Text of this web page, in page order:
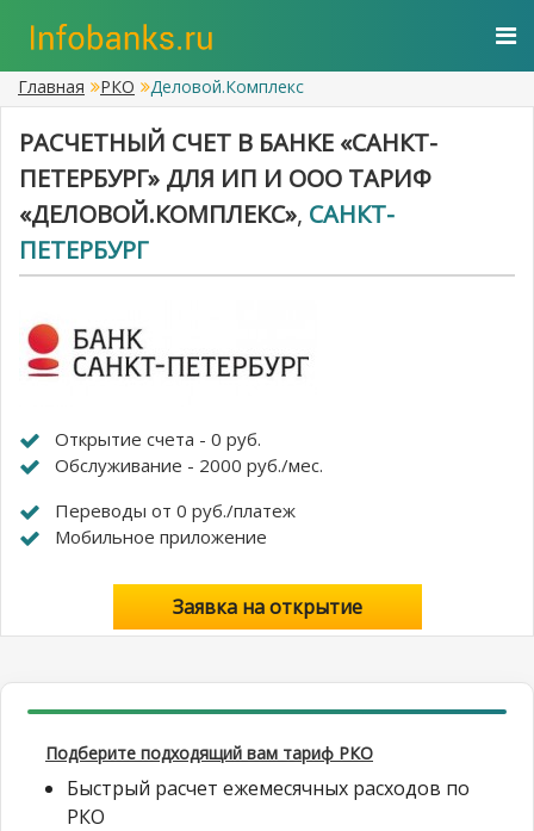
Главная РКО Деловой.Комплекс
РАСЧЕТНЫЙ СЧЕТ В БАНКЕ «САНКТ-
ПЕТЕРБУРГ» ДЛЯ ИП И ООО ТАРИФ
«ДЕЛОВОЙ.КОМПЛЕКС», САНКТ-
ПЕТЕРБУРГ
Открытие счета - 0 руб.
Обслуживание - 2000 руб./мес.
Переводы от 0 руб./платеж
Мобильное приложение
Заявка на открытие
Подберите подходящий вам тариф РКО
Быстрый расчет ежемесячных расходов по
РКО